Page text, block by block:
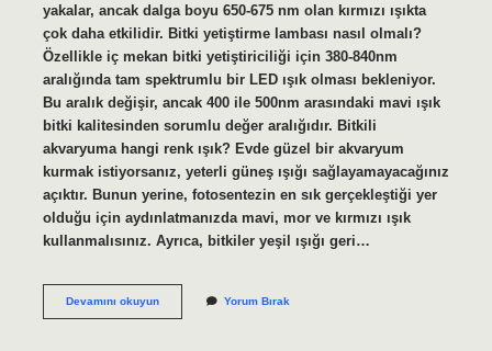
yakalar, ancak dalga boyu 650-675 nm olan kırmızı ışıkta
çok daha etkilidir. Bitki yetiştirme lambası nasıl olmalı?
Özellikle iç mekan bitki yetiştiriciliği için 380-840nm
aralığında tam spektrumlu bir LED ışık olması bekleniyor.
Bu aralık değişir, ancak 400 ile 500nm arasındaki mavi ışık
bitki kalitesinden sorumlu değer aralığıdır. Bitkili
akvaryuma hangi renk ışık? Evde güzel bir akvaryum
kurmak istiyorsanız, yeterli güneş ışığı sağlayamayacağınız
açıktır. Bunun yerine, fotosentezin en sık gerçekleştiği yer
olduğu için aydınlatmanızda mavi, mor ve kırmızı ışık
kullanmalısınız. Ayrıca, bitkiler yeşil ışığı geri…
Devamını okuyunBitkiler
Yorum Bırak